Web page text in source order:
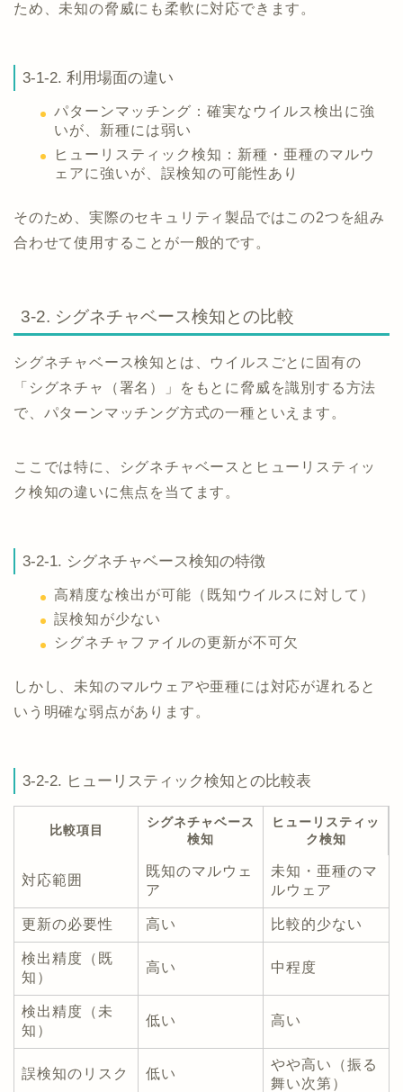
ため、未知の脅威にも柔軟に対応できます。
3-1-2. 利用場面の違い
パターンマッチング：確実なウイルス検出に強
いが、新種には弱い
ヒューリスティック検知：新種・亜種のマルウ
ェアに強いが、誤検知の可能性あり
そのため、実際のセキュリティ製品ではこの2つを組み
合わせて使用することが一般的です。
3-2. シグネチャベース検知との比較
シグネチャベース検知とは、ウイルスごとに固有の
「シグネチャ（署名）」をもとに脅威を識別する方法
で、パターンマッチング方式の一種といえます。
ここでは特に、シグネチャベースとヒューリスティッ
ク検知の違いに焦点を当てます。
3-2-1. シグネチャベース検知の特徴
高精度な検出が可能（既知ウイルスに対して）
誤検知が少ない
シグネチャファイルの更新が不可欠
しかし、未知のマルウェアや亜種には対応が遅れると
いう明確な弱点があります。
3-2-2. ヒューリスティック検知との比較表
比較項目
シグネチャベース
検知
ヒューリスティッ
ク検知
対応範囲
既知のマルウェ
ア
未知・亜種のマ
ルウェア
更新の必要性 高い 比較的少ない
検出精度（既
知）
高い 中程度
検出精度（未
知）
低い 高い
誤検知のリスク 低い
やや高い（振る
舞い次第）